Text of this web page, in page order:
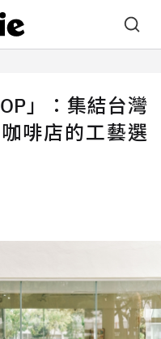
」：集結台灣
啡店的工藝選